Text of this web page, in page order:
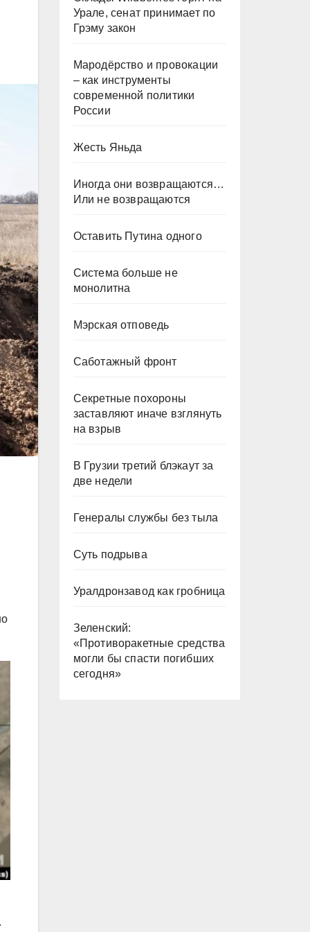
Урале, сенат принимает по
Грэму закон
Мародёрство и провокации
– как инструменты
современной политики
России
Жесть Яньда
Иногда они возвращаются…
Или не возвращаются
Оставить Путина одного
Система больше не
монолитна
Мэрская отповедь
Саботажный фронт
Секретные похороны
заставляют иначе взглянуть
на взрыв
В Грузии третий блэкаут за
две недели
Генералы службы без тыла
Суть подрыва
Уралдронзавод как гробница
Зеленский:
«Противоракетные средства
могли бы спасти погибших
сегодня»